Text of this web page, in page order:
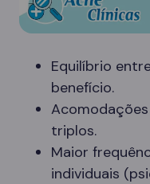
Equilíbrio
benefício.
triplos.
Maior
individuais